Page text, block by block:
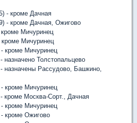
- кроме Дачная
- кроме Дачная, Ожигово
Мичуринец
Мичуринец
кроме Мичуринец
назначено Толстопальцево
назначены Рассудово, Башкино,
кроме Мичуринец
кроме Москва-Сорт., Дачная
кроме Мичуринец
кроме Ожигово